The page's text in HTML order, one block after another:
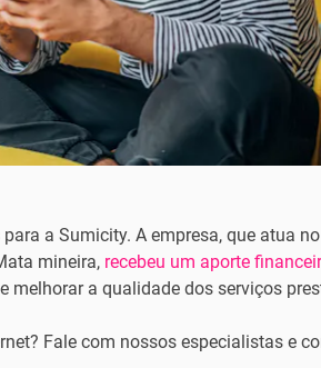
para a Sumicity. A empresa, que atua
mineira, recebeu um aporte
melhorar a qualidade dos serviços
Fale com nossos especialistas e